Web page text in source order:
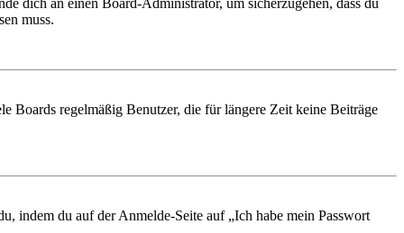
dich an einen Board-Administrator, um sicherzugehen, dass du
muss.
Boards regelmäßig Benutzer, die für längere Zeit keine Beiträge
indem du auf der Anmelde-Seite auf „Ich habe mein Passwort